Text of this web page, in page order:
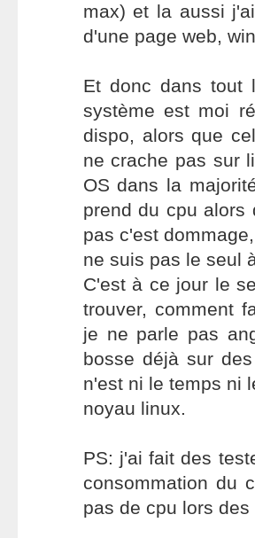
max) et la aussi
d'une page web,
Et donc dans tout
système est moi
dispo, alors que
ne crache pas sur
OS dans la
prend du cpu alors
pas c'est
ne suis pas le seul
C'est à ce jour le
trouver, comment
je ne parle pas
bosse déjà sur
n'est ni le temps ni
noyau linux.
PS: j'ai fait des
consommation du
pas de cpu lors